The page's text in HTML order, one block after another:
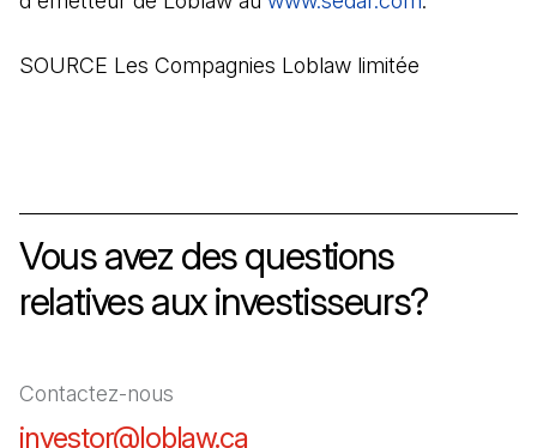
SOURCE Les Compagnies Loblaw limitée
Vous avez des questions
relatives aux investisseurs?
Contactez-nous
investor@loblaw.ca